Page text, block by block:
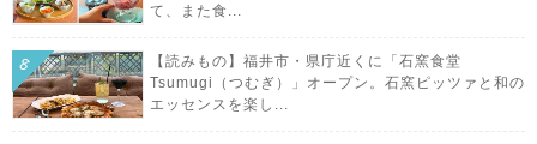
て、また食...
【読みもの】福井市・県庁近くに「石窯食堂
Tsumugi（つむぎ）」オープン。石窯ピッツァと和の
エッセンスを楽し...